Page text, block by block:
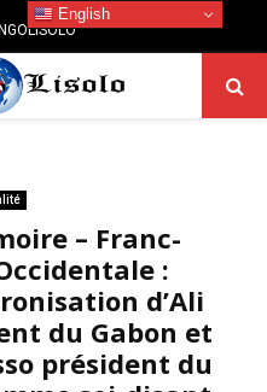
– Franc-
:
d’Ali
du Gabon et
président du
English